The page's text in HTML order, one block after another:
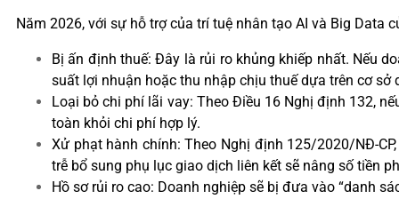
Năm 2026, với sự hỗ trợ của trí tuệ nhân tạo AI và Big Data
Bị ấn định thuế: Đây là rủi ro khủng khiếp nhất. Nếu
suất lợi nhuận hoặc thu nhập chịu thuế dựa trên cơ
Loại bỏ chi phí lãi vay: Theo Điều 16 Nghị định 132,
toàn khỏi chi phí hợp lý.
Xử phạt hành chính: Theo Nghị định 125/2020/NĐ-
trễ bổ sung phụ lục giao dịch liên kết sẽ nâng số tiền
Hồ sơ rủi ro cao: Doanh nghiệp sẽ bị đưa vào “danh